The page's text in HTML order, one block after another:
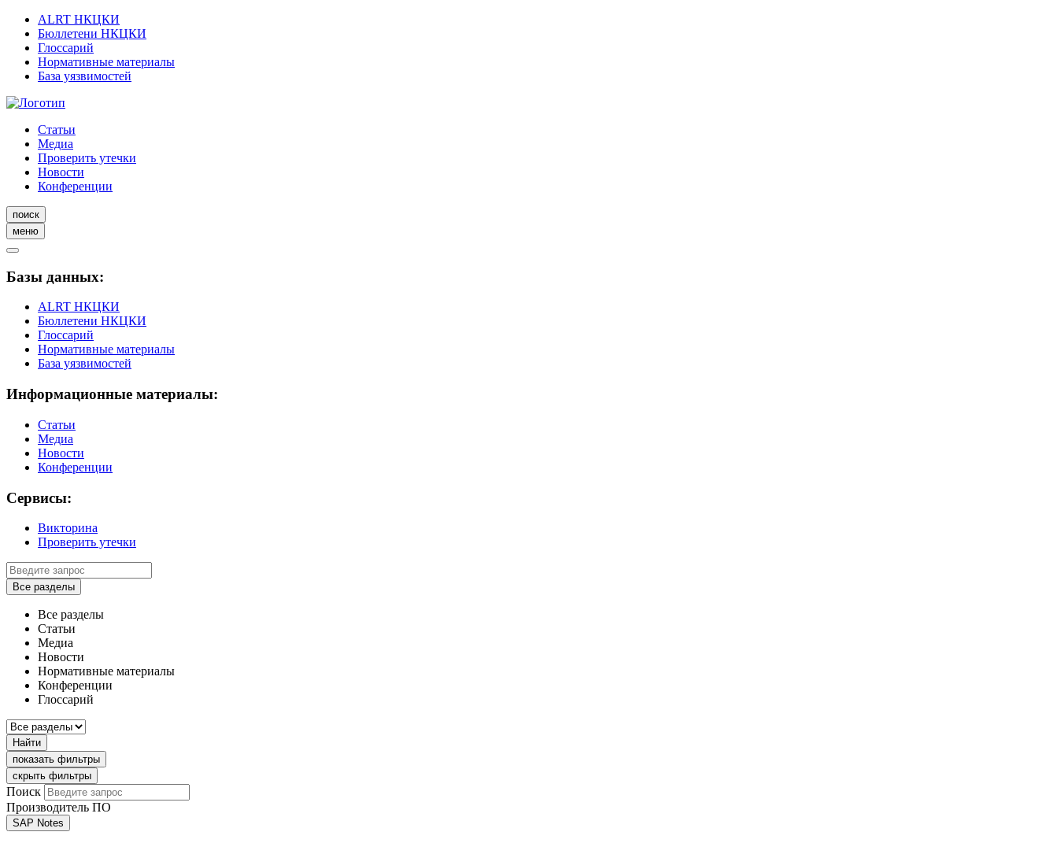
ALRT НКЦКИ
Бюллетени НКЦКИ
Глоссарий
Нормативные материалы
База уязвимостей
Статьи
Медиа
Проверить утечки
Новости
Конференции
поиск
меню
Базы данных:
ALRT НКЦКИ
Бюллетени НКЦКИ
Глоссарий
Нормативные материалы
База уязвимостей
Информационные материалы:
Статьи
Медиа
Новости
Конференции
Сервисы:
Викторина
Проверить утечки
Все разделы
Все разделы
Статьи
Медиа
Новости
Нормативные материалы
Конференции
Глоссарий
Найти
показать фильтры
скрыть фильтры
Поиск
Производитель ПО
SAP Notes